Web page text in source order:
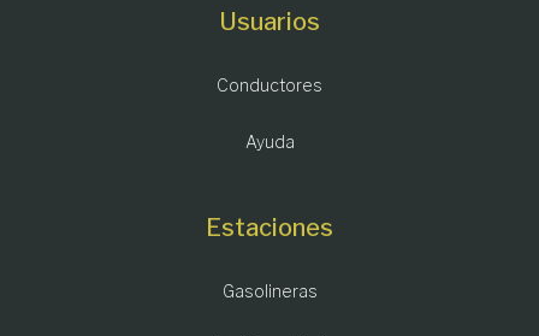
Usuarios
Conductores
Ayuda
Estaciones
Gasolineras